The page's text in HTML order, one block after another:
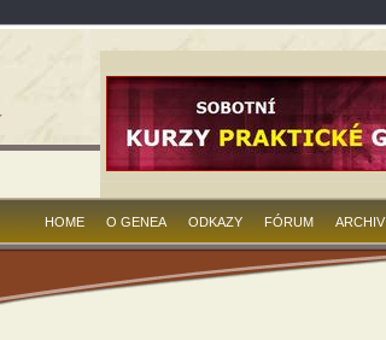
HOME O GENEA ODKAZY FÓRUM ARCHIV